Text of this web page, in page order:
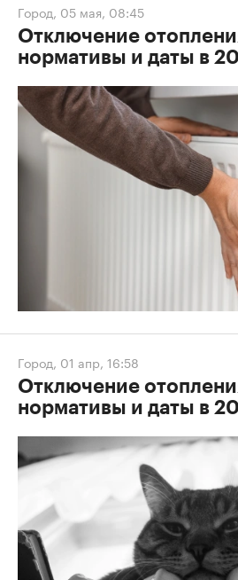
Город, 05 мая, 08:45
Отключение
нормативы и даты в
Город, 01 апр, 16:58
Отключение
нормативы и даты в